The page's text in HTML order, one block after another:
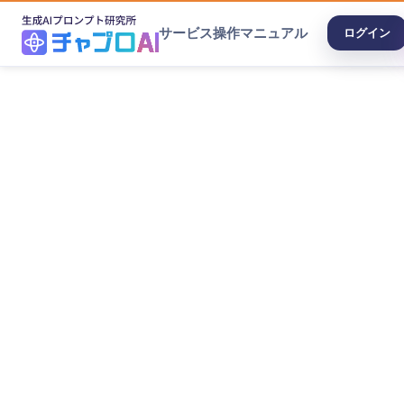
サービス操作マニュアル ログイン